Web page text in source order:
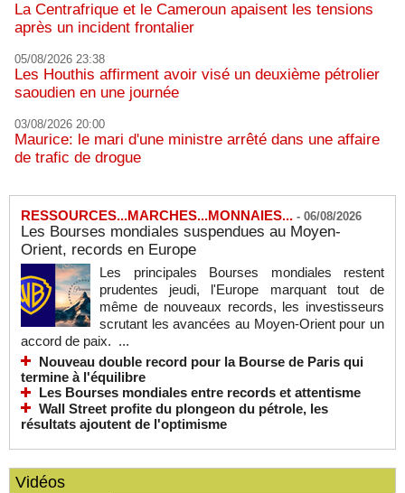
La Centrafrique et le Cameroun apaisent les tensions
après un incident frontalier
05/08/2026 23:38
Les Houthis affirment avoir visé un deuxième pétrolier
saoudien en une journée
03/08/2026 20:00
Maurice: le mari d'une ministre arrêté dans une affaire
de trafic de drogue
RESSOURCES...MARCHES...MONNAIES... - 06/08/2026
Les Bourses mondiales suspendues au Moyen-
Orient, records en Europe
Les principales Bourses mondiales restent
prudentes jeudi, l'Europe marquant tout de
même de nouveaux records, les investisseurs
scrutant les avancées au Moyen-Orient pour un
accord de paix. ...
Nouveau double record pour la Bourse de Paris qui
termine à l'équilibre
Les Bourses mondiales entre records et attentisme
Wall Street profite du plongeon du pétrole, les
résultats ajoutent de l'optimisme
Vidéos